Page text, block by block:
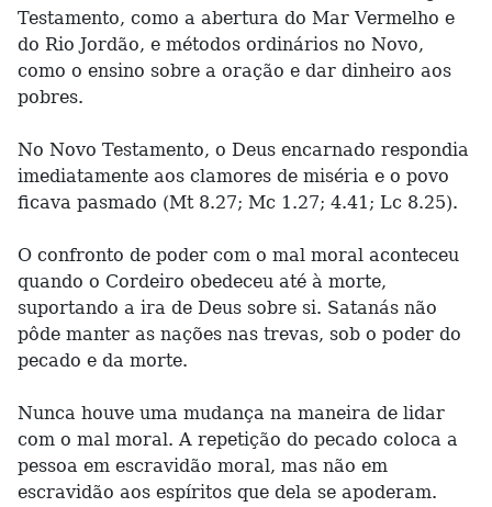
Testamento, como a abertura do Mar Vermelho e
do Rio Jordão, e métodos ordinários no Novo,
como o ensino sobre a oração e dar dinheiro aos
pobres.
No Novo Testamento, o Deus encarnado respondia
imediatamente aos clamores de miséria e o povo
ficava pasmado (Mt 8.27; Mc 1.27; 4.41; Lc 8.25).
O confronto de poder com o mal moral aconteceu
quando o Cordeiro obedeceu até à morte,
suportando a ira de Deus sobre si. Satanás não
pôde manter as nações nas trevas, sob o poder do
pecado e da morte.
Nunca houve uma mudança na maneira de lidar
com o mal moral. A repetição do pecado coloca a
pessoa em escravidão moral, mas não em
escravidão aos espíritos que dela se apoderam.